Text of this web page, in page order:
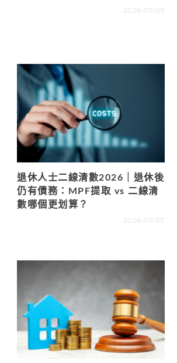
2026-07-09
退休人士二線清數2026｜退休後
仍有債務：MPF提取 vs 二線清
數哪個更划算？
2026-07-07